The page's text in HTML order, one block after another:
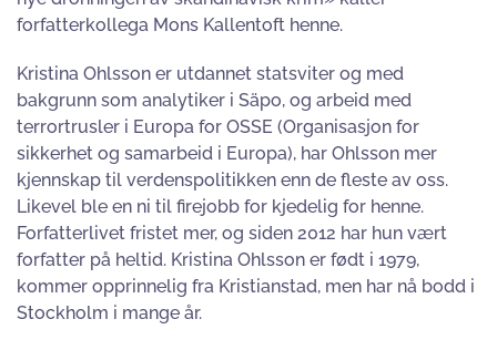
forfatterkollega Mons Kallentoft henne.
Kristina Ohlsson er utdannet statsviter og med
bakgrunn som analytiker i Säpo, og arbeid med
terrortrusler i Europa for OSSE (Organisasjon for
sikkerhet og samarbeid i Europa), har Ohlsson mer
kjennskap til verdenspolitikken enn de fleste av oss.
Likevel ble en ni til firejobb for kjedelig for henne.
Forfatterlivet fristet mer, og siden 2012 har hun vært
forfatter på heltid. Kristina Ohlsson er født i 1979,
kommer opprinnelig fra Kristianstad, men har nå bodd i
Stockholm i mange år.